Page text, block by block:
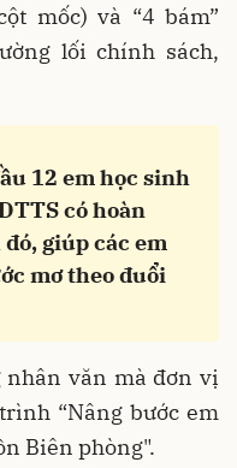
mốc) và “4 bám”
lối chính sách,
12 em học sinh
có hoàn
giúp các em
mơ theo đuổi
nhân văn mà đơn vị
“Nâng bước em
Biên phòng".